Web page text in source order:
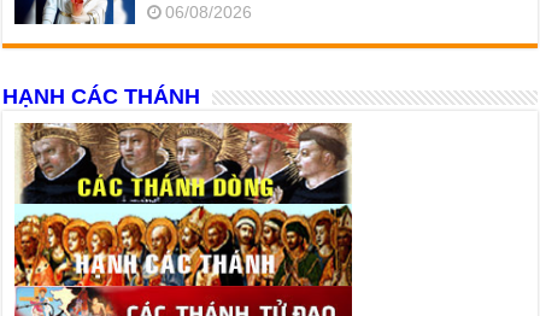
06/08/2026
HẠNH CÁC THÁNH